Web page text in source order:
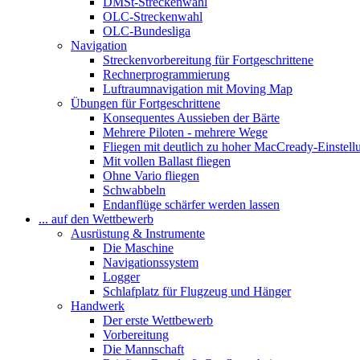
OLC-Streckenwahl
OLC-Bundesliga
Navigation
Streckenvorbereitung für Fortgeschrittene
Rechnerprogrammierung
Luftraumnavigation mit Moving Map
Übungen für Fortgeschrittene
Konsequentes Aussieben der Bärte
Mehrere Piloten - mehrere Wege
Fliegen mit deutlich zu hoher MacCready-
Mit vollen Ballast fliegen
Ohne Vario fliegen
Schwabbeln
Endanflüge schärfer werden lassen
... auf den Wettbewerb
Ausrüstung & Instrumente
Die Maschine
Navigationssystem
Logger
Schlafplatz für Flugzeug und Hänger
Handwerk
Der erste Wettbewerb
Vorbereitung
Die Mannschaft